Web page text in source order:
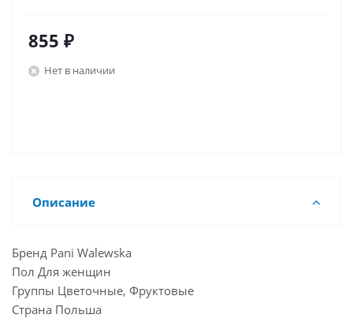
855 ₽
Нет в наличии
Описание
Бренд Pani Walewska
Пол Для женщин
Группы Цветочные, Фруктовые
Страна Польша